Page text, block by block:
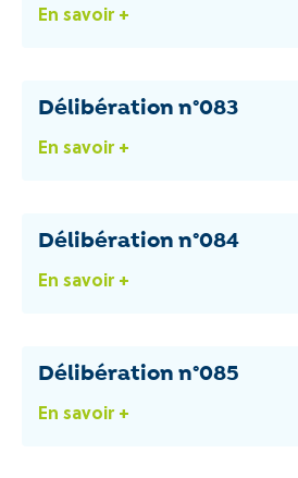
En savoir +
Délibération n°083
En savoir +
Délibération n°084
En savoir +
Délibération n°085
En savoir +